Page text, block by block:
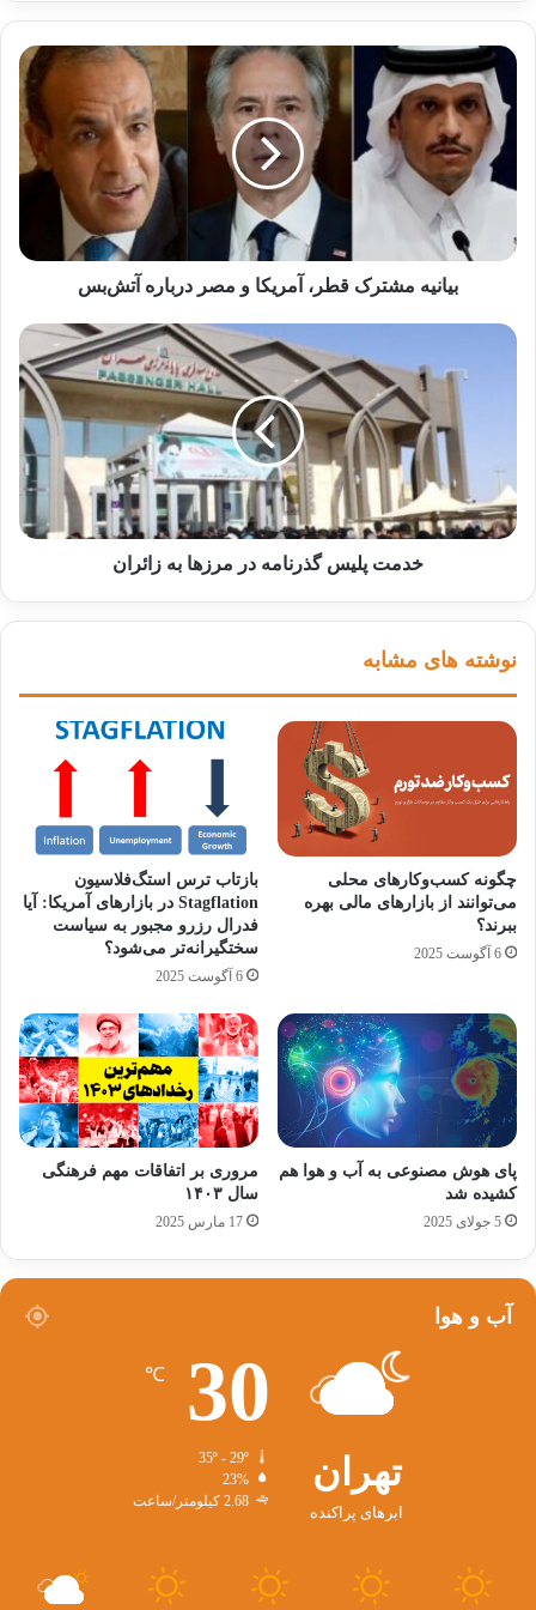
کنید
بیانیه مشترک قطر، آمریکا و مصر درباره آتش‌بس
خدمت پلیس گذرنامه در مرزها به زائران
نوشته های مشابه
چگونه کسب‌وکارهای محلی
می‌توانند از بازارهای مالی بهره
ببرند؟
6 آگوست 2025
بازتاب ترس استگ‌فلاسیون
Stagflation در بازارهای آمریکا: آیا
فدرال رزرو مجبور به سیاست
سختگیرانه‌تر می‌شود؟
6 آگوست 2025
پای هوش مصنوعی به آب و هوا هم
کشیده شد
5 جولای 2025
مروری بر اتفاقات مهم فرهنگی
سال ۱۴۰۳
17 مارس 2025
آب و هوا
تهران
ابرهای پراکنده
30
℃
23%
2.68 کیلومتر/ساعت